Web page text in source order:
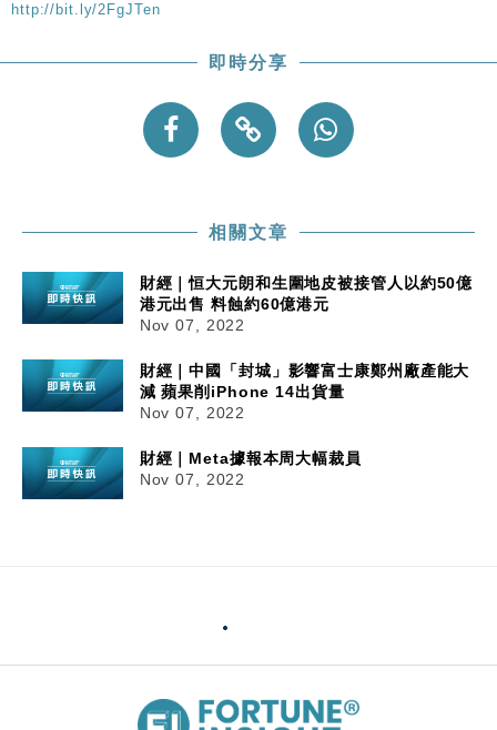
http://bit.ly/2FgJTen
即時分享
相關文章
財經｜恒大元朗和生圍地皮被接管人以約50億
港元出售 料蝕約60億港元
Nov 07, 2022
財經｜中國「封城」影響富士康鄭州廠產能大
減 蘋果削iPhone 14出貨量
Nov 07, 2022
財經｜Meta據報本周大幅裁員
Nov 07, 2022